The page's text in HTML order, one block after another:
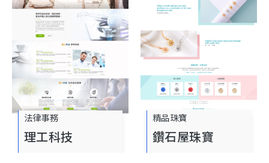
法律事務
理工科技
精品珠寶
鑽石屋珠寶